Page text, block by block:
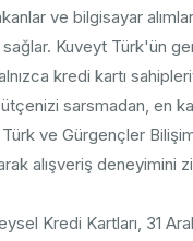
ve bilgisayar
sağlar. Kuveyt Türk'ün
kredi kartı
sarsmadan, en
ve Gürgençler
alışveriş deneyimini
Kredi Kartları, 31